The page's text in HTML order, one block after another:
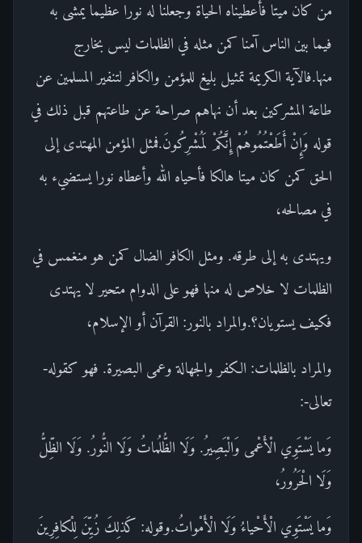
من كان ميتا فأعطيناه الحياة وجعلنا له نورا عظيما يمشى به
فيما بين الناس آمنا كمن مثله في الظلمات ليس بخارج
منها.فالآية الكريمة تمثيل بليغ للمؤمن والكافر لتنفير المسلمين عن
طاعة المشركين بعد أن نهاهم صراحة عن طاعتهم قبل ذلك في
قوله وَإِنْ أَطَعْتُمُوهُمْ إِنَّكُمْ لَمُشْرِكُونَ.فمثل المؤمن المهتدى إلى
الحق كمن كان ميتا هالكا فأحياه الله وأعطاه نورا يستضيء به
في مصالحه،
ويهتدى به إلى طرقه. ومثل الكافر الضال كمن هو منغمس في
الظلمات لا خلاص له منها فهو على الدوام متحير لا يهتدى
فكيف يستويان؟.والمراد بالنور: القرآن أو الإسلام،
والمراد بالظلمات: الكفر والجهالة وعمى البصيرة. فهو كقوله-
تعالى-:
وَما يَسْتَوِي الْأَعْمى وَالْبَصِيرُ. وَلَا الظُّلُماتُ وَلَا النُّورُ. وَلَا الظِّلُّ
وَلَا الْحَرُورُ،
وَما يَسْتَوِي الْأَحْياءُ وَلَا الْأَمْواتُ.وقوله: كَذلِكَ زُيِّنَ لِلْكافِرِينَ